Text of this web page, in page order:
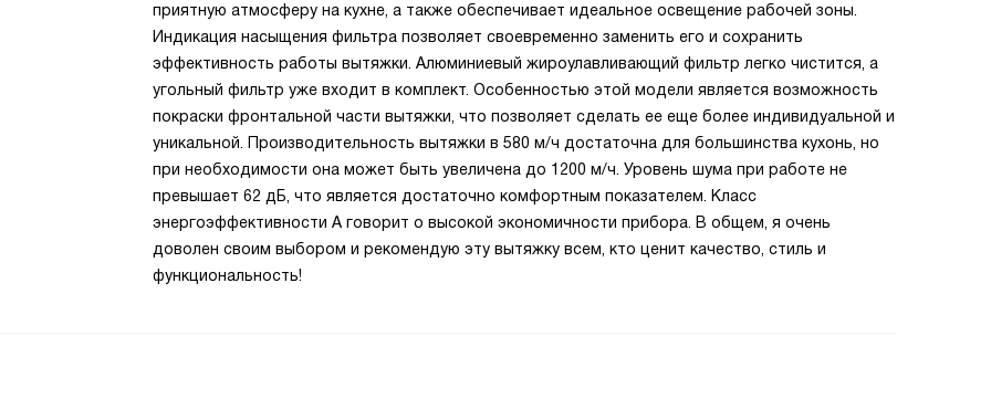
приятную атмосферу на кухне, а также обеспечивает идеальное освещение рабочей зоны.
Индикация насыщения фильтра позволяет своевременно заменить его и сохранить
эффективность работы вытяжки. Алюминиевый жироулавливающий фильтр легко чистится, а
угольный фильтр уже входит в комплект. Особенностью этой модели является возможность
покраски фронтальной части вытяжки, что позволяет сделать ее еще более индивидуальной и
уникальной. Производительность вытяжки в 580 м/ч достаточна для большинства кухонь, но
при необходимости она может быть увеличена до 1200 м/ч. Уровень шума при работе не
превышает 62 дБ, что является достаточно комфортным показателем. Класс
энергоэффективности А говорит о высокой экономичности прибора. В общем, я очень
доволен своим выбором и рекомендую эту вытяжку всем, кто ценит качество, стиль и
функциональность!